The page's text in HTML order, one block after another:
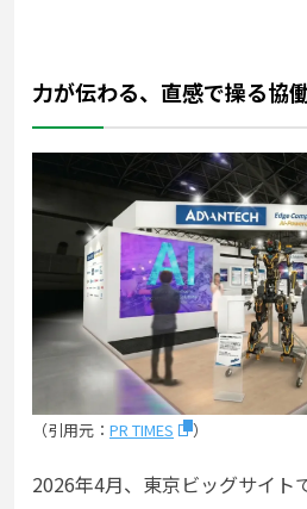
力が伝わる、直感で操る協
（引用元： PR TIMES ）
2026年4月、東京ビッグサイト